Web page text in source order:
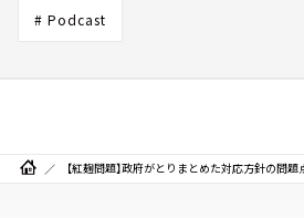
# Podcast
【紅麹問題】政府がとりまとめた対応方針の問